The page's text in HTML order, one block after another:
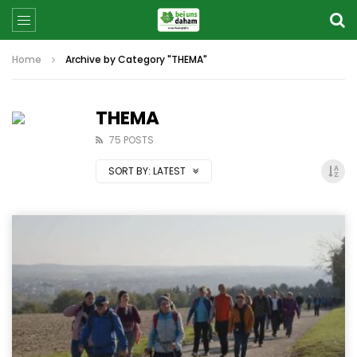
Home Archive by Category "THEMA"
THEMA
75 POSTS
SORT BY: LATEST